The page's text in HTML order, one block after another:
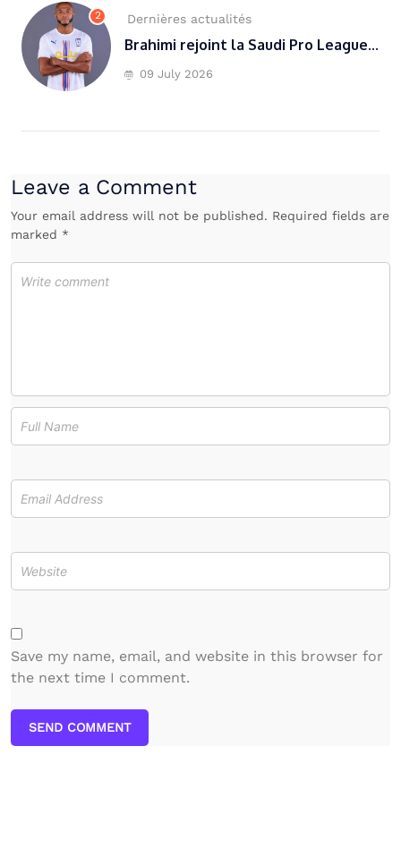
2 Dernières actualités
Brahimi rejoint la Saudi Pro League...
09 July 2026
Leave a Comment
Your email address will not be published. Required fields are
marked *
Save my name, email, and website in this browser for
the next time I comment.
SEND COMMENT